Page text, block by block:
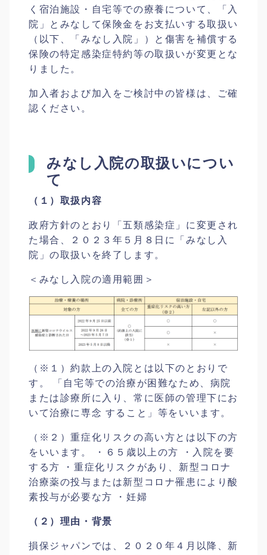
く宿泊施設・自宅等での療養について、「入
院」とみなして保険金をお支払いする取扱い
（以下、「みなし入院」）と傷害を補償する
保険の特定感染症特約等の取扱いが変更とな
りました。
加入者および加入をご検討中の皆様は、ご確
認ください。
みなし入院の取扱いについ
て
（１）取扱内容
政府方針のとおり「五類感染症」に変更され
た場合、２０２３年５月８日に「みなし入
院」の取扱いを終了します。
＜みなし入院の適用範囲＞
（※１）約款上の入院とは以下のとおりで
す。 「自宅等での治療が困難なため、病院
または診療所に入り、常に医師の管理下にお
いて治療に専念 すること」等をいいます。
（※２）重症化リスクの高い方とは以下の方
をいいます。 ・６５歳以上の方 ・入院を要
する方 ・重症化リスクがあり、新型コロナ
治療薬の投与または新型コロナ罹患により酸
素投与が必要な方 ・妊婦
（２）理由・背景
損保ジャパンでは、２０２０年４月以降、新